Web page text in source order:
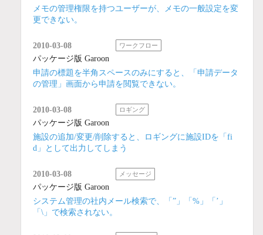
メモの管理権限を持つユーザーが、メモの一般設定を変
更できない。
2010-03-08 ワークフロー
パッケージ版 Garoon
申請の標題を半角スペースのみにすると、「申請データ
の管理」画面から申請を閲覧できない。
2010-03-08 ロギング
パッケージ版 Garoon
施設の追加/変更/削除すると、ロギングに施設IDを「fi
d」として出力してしまう
2010-03-08 メッセージ
パッケージ版 Garoon
システム管理の社内メール検索で、「”」「%」「’」
「\」で検索されない。